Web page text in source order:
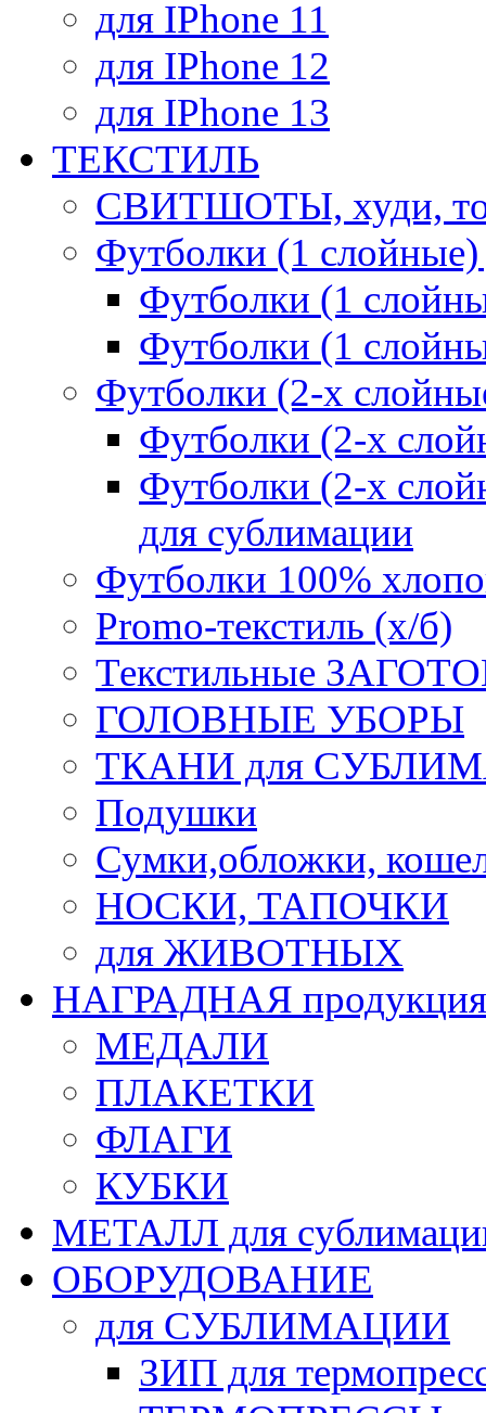
для IPhone 11
для IPhone 12
для IPhone 13
ТЕКСТИЛЬ
СВИТШОТЫ, худи,
Футболки (1
Футболки (1
Футболки (1
Футболки (2-х
Футболки (2-х
Футболки (2-х
для сублимации
Футболки 100%
Promo-текстиль (х/б)
Текстильные
ГОЛОВНЫЕ УБОРЫ
ТКАНИ для
Подушки
Сумки,обложки,
НОСКИ, ТАПОЧКИ
для ЖИВОТНЫХ
НАГРАДНАЯ продукция
МЕДАЛИ
ПЛАКЕТКИ
ФЛАГИ
КУБКИ
МЕТАЛЛ для
ОБОРУДОВАНИЕ
для СУБЛИМАЦИИ
ЗИП для